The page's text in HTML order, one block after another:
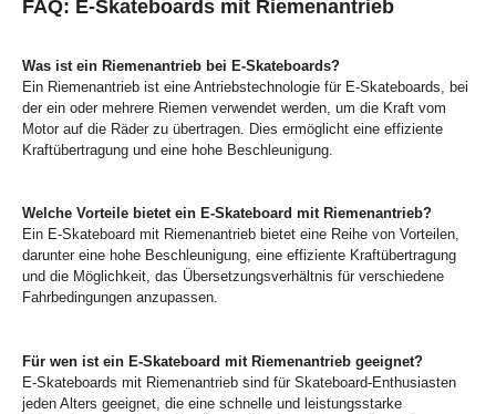
FAQ: E-Skateboards mit Riemenantrieb
Was ist ein Riemenantrieb bei E-Skateboards?
Ein Riemenantrieb ist eine Antriebstechnologie für E-Skateboards, bei
der ein oder mehrere Riemen verwendet werden, um die Kraft vom
Motor auf die Räder zu übertragen. Dies ermöglicht eine effiziente
Kraftübertragung und eine hohe Beschleunigung.
Welche Vorteile bietet ein E-Skateboard mit Riemenantrieb?
Ein E-Skateboard mit Riemenantrieb bietet eine Reihe von Vorteilen,
darunter eine hohe Beschleunigung, eine effiziente Kraftübertragung
und die Möglichkeit, das Übersetzungsverhältnis für verschiedene
Fahrbedingungen anzupassen.
Für wen ist ein E-Skateboard mit Riemenantrieb geeignet?
E-Skateboards mit Riemenantrieb sind für Skateboard-Enthusiasten
jeden Alters geeignet, die eine schnelle und leistungsstarke